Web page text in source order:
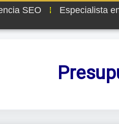
SEO Especialista